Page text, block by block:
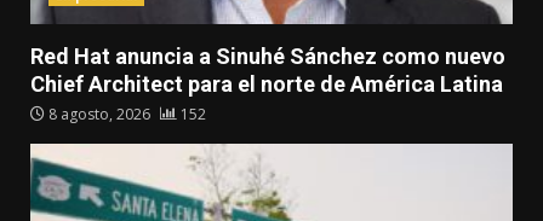
Red Hat anuncia a Sinuhé Sánchez como nuevo
Chief Architect para el norte de América Latina
8 agosto, 2026 152